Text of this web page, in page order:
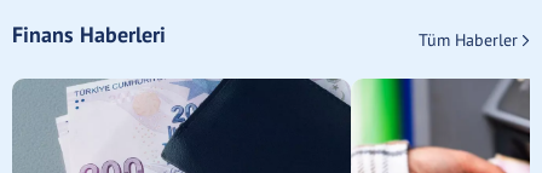
Finans Haberleri Tüm Haberler